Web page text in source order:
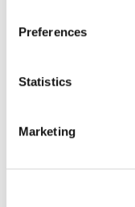
Preferences
Statistics
Marketing